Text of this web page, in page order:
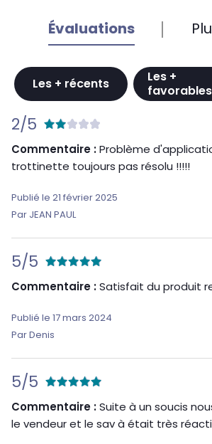
Évaluations
Les + récents
Les +
favorables
2/5
Commentaire :Problème
trottinette toujours pas résolu !!!!!
Publié le 21 février 2025
Par JEAN PAUL
5/5
Commentaire :Satisfait du produit
Publié le 17 mars 2024
Par Denis
5/5
Commentaire :Suite à un soucis
le vendeur et le sav à était très